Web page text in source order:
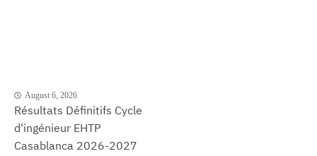
August 6, 2026
Résultats Définitifs Cycle
d'ingénieur EHTP
Casablanca 2026-2027